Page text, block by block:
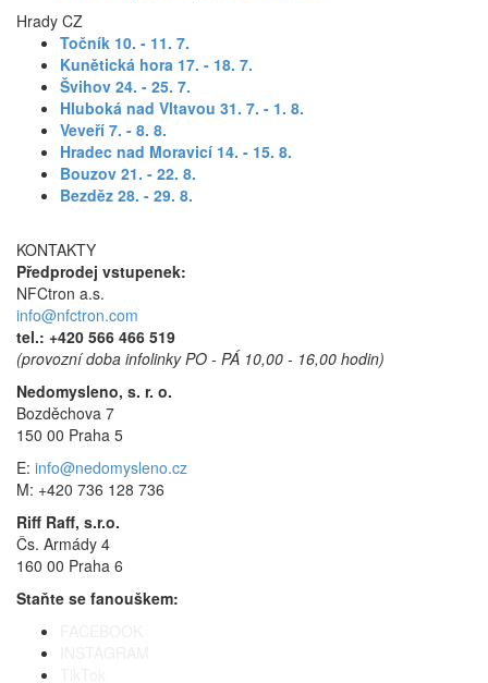
Hrady CZ
Točník 10. - 11. 7.
Kunětická hora 17. - 18. 7.
Švihov 24. - 25. 7.
Hluboká nad Vltavou 31. 7. - 1. 8.
Veveří 7. - 8. 8.
Hradec nad Moravicí 14. - 15. 8.
Bouzov 21. - 22. 8.
Bezděz 28. - 29. 8.
KONTAKTY
Předprodej vstupenek:
NFCtron a.s.
info@nfctron.com
tel.: +420 566 466 519
(provozní doba infolinky PO - PÁ 10,00 - 16,00 hodin)
Nedomysleno, s. r. o.
Bozděchova 7
150 00 Praha 5
E: info@nedomysleno.cz
M: +420 736 128 736
Riff Raff, s.r.o.
Čs. Armády 4
160 00 Praha 6
Staňte se fanouškem: